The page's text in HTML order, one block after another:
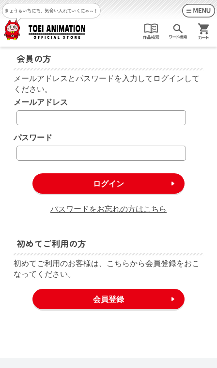
きょうもいちにち、気合い入れていくにゃ～！
会員の方
メールアドレスとパスワードを入力してログインして
ください。
メールアドレス
パスワード
パスワードをお忘れの方はこちら
初めてご利用の方
初めてご利用のお客様は、こちらから会員登録をおこ
なってください。